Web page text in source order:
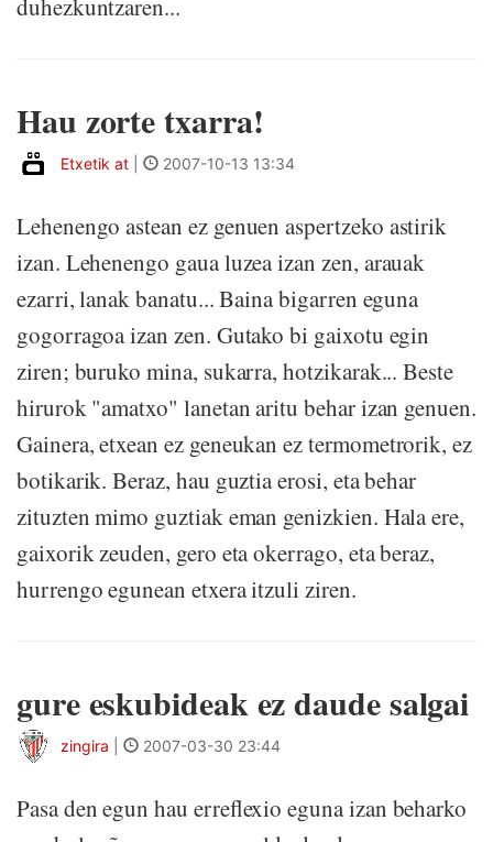
duhezkuntzaren...
Hau zorte txarra!
Etxetik at 2007-10-13 13:34
Lehenengo astean ez genuen aspertzeko astirik
izan. Lehenengo gaua luzea izan zen, arauak
ezarri, lanak banatu... Baina bigarren eguna
gogorragoa izan zen. Gutako bi gaixotu egin
ziren; buruko mina, sukarra, hotzikarak... Beste
hirurok "amatxo" lanetan aritu behar izan genuen.
Gainera, etxean ez geneukan ez termometrorik, ez
botikarik. Beraz, hau guztia erosi, eta behar
zituzten mimo guztiak eman genizkien. Hala ere,
gaixorik zeuden, gero eta okerrago, eta beraz,
hurrengo egunean etxera itzuli ziren.
gure eskubideak ez daude salgai
zingira 2007-03-30 23:44
Pasa den egun hau erreflexio eguna izan beharko